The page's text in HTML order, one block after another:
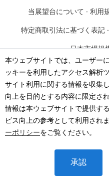
本ウェブサイトでは、ユーザー
ッキーを利用したアクセス解析
サイト利用に関する情報を収集
向上を目的とする内容に限定さ
情報は本ウェブサイトで提供す
ビス向上の参考として利用され
ーポリシーをご覧ください。
承認
当展望台について · 利用
特定商取引法に基づく表記 ·
日本市場規
©2026· 一般社団